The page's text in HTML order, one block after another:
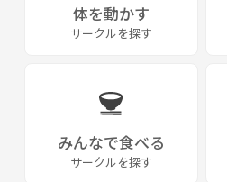
体を動かす
サークルを探す
みんなで食べる
サークルを探す